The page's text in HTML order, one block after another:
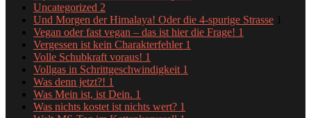
Uncategorized 2
Und Morgen der Himalaya! Oder die 4-spurige Strasse 1
Vegan oder fast vegan – das ist hier die Frage! 1
Vergessen ist kein Charakterfehler 1
Volle Schubkraft voraus! 1
Vollgas in Schrittgeschwindigkeit 1
Was denn jetzt?! 1
Was Mein ist, ist Dein. 1
Was nichts kostet ist nichts wert? 1